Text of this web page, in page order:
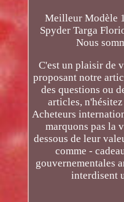
Meilleur Modèle
Spyder Targa
Nous
C'est un plaisir de
proposant notre
des questions ou
articles,
Acheteurs
marquons pas la
dessous de leur
comme -
gouvernementales
interdisent